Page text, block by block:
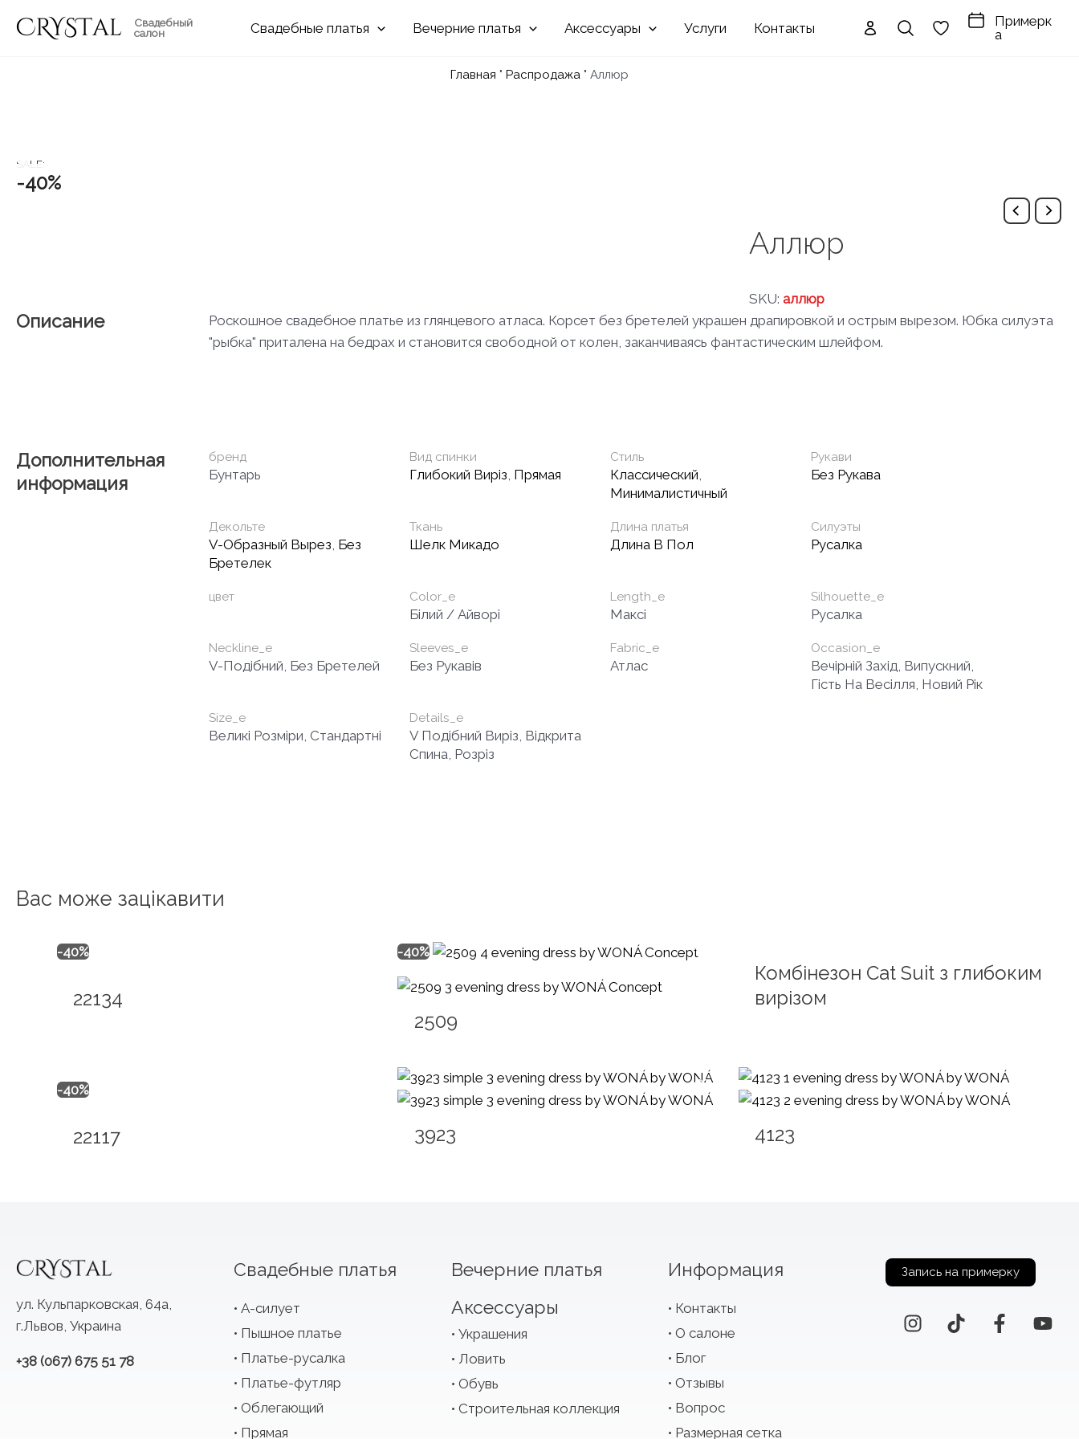
Свадебный
салон
Свадебные Вечерние Аксессуары Услуги Контакты
Примерк
а
Главная " Распродажа " Аллюр
-40%
Аллюр
SKU: аллюр
Описание
Роскошное свадебное платье из глянцевого атласа. Корсет без бретелей украшен драпировкой и острым вырезом. Юбка силуэта
"рыбка" приталена на бедрах и становится свободной от колен, заканчиваясь фантастическим шлейфом.
Дополнительная
информация
бренд
Бунтарь
Вид спинки
Глибокий Виріз Прямая
Стиль
Классический
Минималистичный
Рукави
Без Рукава
Декольте
V-Образный Вырез Без
Бретелек
Ткань
Шелк Микадо
Длина платья
Длина В Пол
Силуэты
Русалка
цвет Color_e
Білий / Айворі
Length_e
Максі
Silhouette_e
Русалка
Neckline_e
V-Подібний, Без Бретелей
Sleeves_e
Без Рукавів
Fabric_e
Атлас
Occasion_e
Вечірній Захід, Випускний,
Гість На Весілля, Новий Рік
Size_e
Великі Розміри, Стандартні
Details_e
V Подібний Виріз, Відкрита
Спина, Розріз
Вас може зацікавити
-40%
22134
-40%
2509
Комбінезон Cat Suit з глибоким
вирізом
-40%
22117 3923 4123
ул. Кульпарковская, 64а,
г.Львов, Украина
+38 (067) 675 51 78
Свадебные платья
А-силует
Пышное платье
Платье-русалка
Платье-футляр
Облегающий
Прямая
Вечерние платья
Аксессуары
Украшения
Ловить
Обувь
Строительная коллекция
Информация
Контакты
О салоне
Блог
Отзывы
Вопрос
Размерная сетка
Запись на примерку